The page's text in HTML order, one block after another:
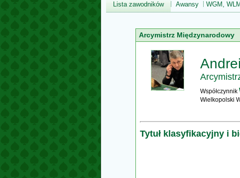
Lista zawodników
Awansy WGM,
Arcymistrz Międzynarodowy
Współczynnik
Wielkopolski
Tytuł klasyfikacyjny i